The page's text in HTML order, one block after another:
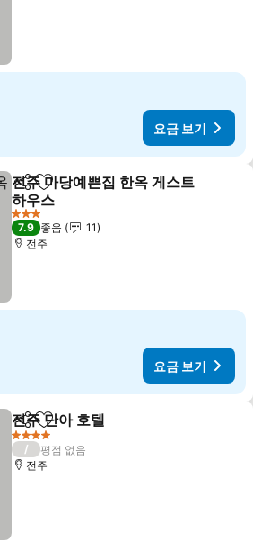
요금 보기
공유 즐겨찾기에 추가
전주 마당예쁜집 한옥 게스트
하우스
요금 보기
3 성급
7.9 좋음
11
전주
요금 보기
공유 즐겨찾기에 추가
전주 단아 호텔
4 성급
/
평점 없음
전주